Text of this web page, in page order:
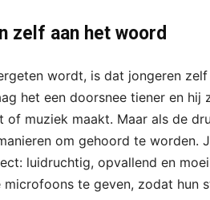
zelf aan het woord
wordt, is dat jongeren
het een doorsnee tiener en
of muziek maakt. Maar als de
om gehoord te worden.
luidruchtig, opvallend en
microfoons te geven, zodat hun